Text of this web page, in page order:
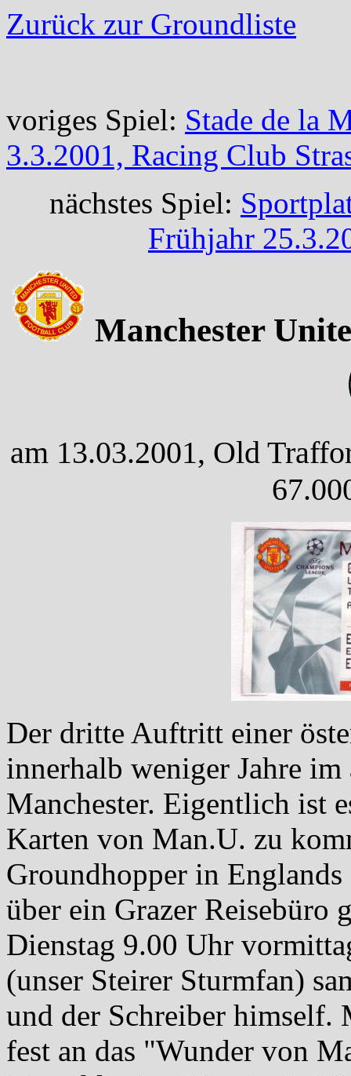
Zurück zur Groundliste
voriges Spiel: Stade de la
3.3.2001, Racing Club
nächstes Spiel:
Frühjahr
Manchester
am 13.03.2001, Old
Der dritte Auftritt einer
innerhalb weniger Jahre
Manchester. Eigentlich ist
Karten von Man.U. zu
Groundhopper in
über ein Grazer Reisebüro
Dienstag 9.00 Uhr
(unser Steirer Sturmfan)
und der Schreiber himself.
fest an das "Wunder von